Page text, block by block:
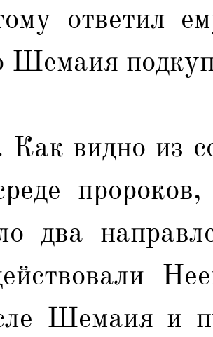
ответил
Шемаия
Как видно из
два
Шемаия и